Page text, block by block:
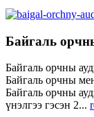
Байгаль
Байгаль орчны
Байгаль орчны
Байгаль орчны
үнэлгээ гэсэн 2...